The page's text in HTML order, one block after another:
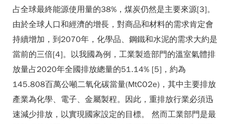
占全球最終能源使用量的38%，煤炭仍然是主要來源[3]。
由於全球人口和經濟的增長，對商品和材料的需求肯定會
持續增加，到2070年，化學品、鋼鐵和水泥的需求大約是
當前的三倍[4]。以我國為例，工業製造部門的溫室氣體排
放量占2020年全國排放總量的51.14% [5]，約為
145.808百萬公噸二氧化碳當量(MtCO2e)，其中主要排放
產業為化學、電子、金屬製程。因此，重排放行業必須迅
速減少排放，以實現國家設定的目標。 然而工業部門是最